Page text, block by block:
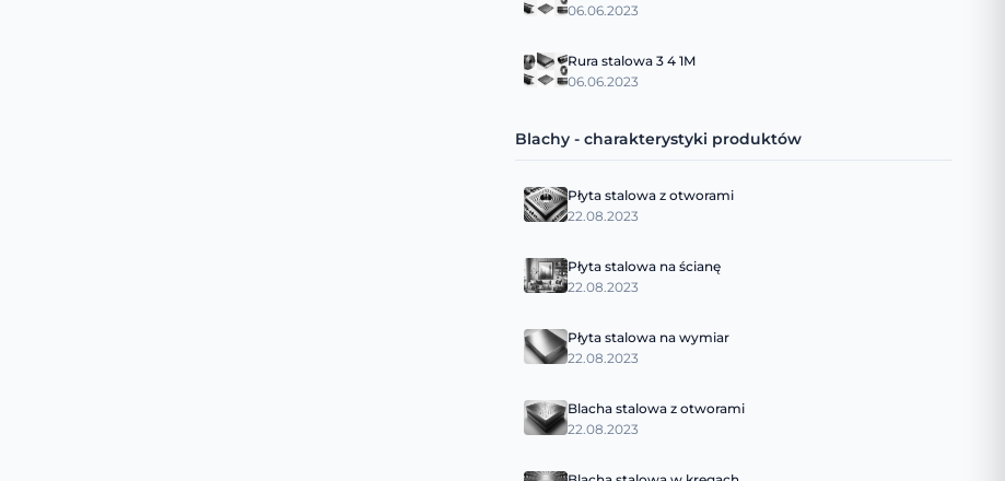
06.06.2023
Rura stalowa 3 4 1M
06.06.2023
Blachy - charakterystyki produktów
Płyta stalowa z otworami
22.08.2023
Płyta stalowa na ścianę
22.08.2023
Płyta stalowa na wymiar
22.08.2023
Blacha stalowa z otworami
22.08.2023